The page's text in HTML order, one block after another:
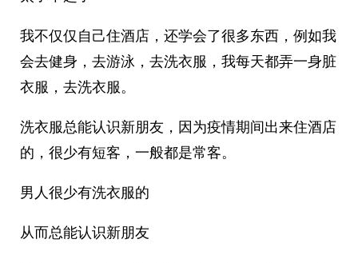
我不仅仅自己住酒店，还学会了很多东西，例如我
会去健身，去游泳，去洗衣服，我每天都弄一身脏
衣服，去洗衣服。
洗衣服总能认识新朋友，因为疫情期间出来住酒店
的，很少有短客，一般都是常客。
男人很少有洗衣服的
从而总能认识新朋友